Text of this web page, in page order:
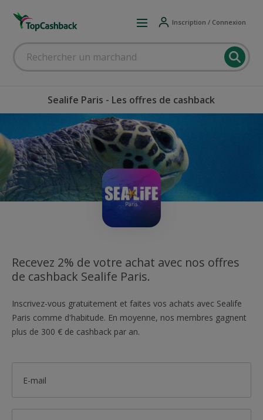
Inscription / Connexion
Sealife Paris - Les offres de cashback
Recevez 2% de votre achat avec nos offres
de cashback Sealife Paris.
Inscrivez-vous gratuitement et faites vos achats avec Sealife
Paris comme d'habitude. En moyenne, nos membres gagnent
plus de 300 € de cashback par an.
E-mail